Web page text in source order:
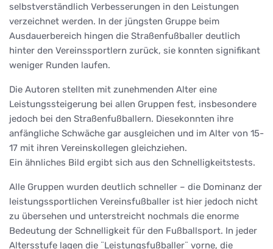
selbstverständlich Verbesserungen in den Leistungen
verzeichnet werden. In der jüngsten Gruppe beim
Ausdauerbereich hingen die Straßenfußballer deutlich
hinter den Vereinssportlern zurück, sie konnten signifikant
weniger Runden laufen.
Die Autoren stellten mit zunehmenden Alter eine
Leistungssteigerung bei allen Gruppen fest, insbesondere
jedoch bei den Straßenfußballern. Diesekonnten ihre
anfängliche Schwäche gar ausgleichen und im Alter von 15-
17 mit ihren Vereinskollegen gleichziehen.
Ein ähnliches Bild ergibt sich aus den Schnelligkeitstests.
Alle Gruppen wurden deutlich schneller – die Dominanz der
leistungssportlichen Vereinsfußballer ist hier jedoch nicht
zu übersehen und unterstreicht nochmals die enorme
Bedeutung der Schnelligkeit für den Fußballsport. In jeder
Altersstufe lagen die ¨Leistungsfußballer¨ vorne, die